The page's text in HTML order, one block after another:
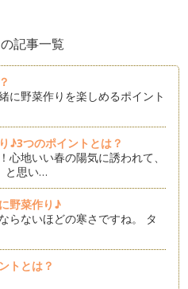
記事一覧
に野菜作りを楽しめるポイント
♪3つのポイントとは？
心地いい春の陽気に誘われて、
と思い…
野菜作り♪
らないほどの寒さですね。 タ
トとは？